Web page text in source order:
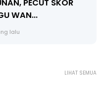
LIHAT SEMUA